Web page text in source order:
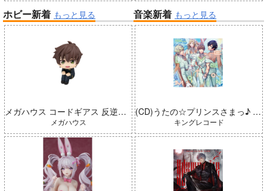
ホビー新着 もっと見る
メガハウス コードギアス 反逆のルルーシュ るかっぷ 枢木スザク 完成品
メガハウス
音楽新着 もっと見る
(CD)うたの☆プリンスさまっ♪ LIVE EMOTION 2nd Anniversary CD トキヤ・カミュ・瑛二・大和
キングレコード